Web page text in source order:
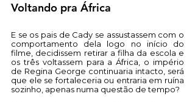
Voltando pra África
E se os pais de Cady se assustassem com o
comportamento dela logo no início do
filme, decidissem retirar a filha da escola e
os três voltassem para a África, o império
de Regina George continuaria intacto, será
que ele se fortaleceria ou entraria em ruína
sozinho, apenas numa questão de tempo?